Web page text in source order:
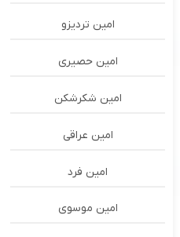
امین تردیزو
امین حصیری
امین شکرشکن
امین عراقی
امین فرد
امین موسوی